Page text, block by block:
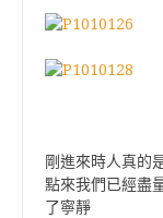
剛進來時人真的
點來我們已經盡
了寧靜